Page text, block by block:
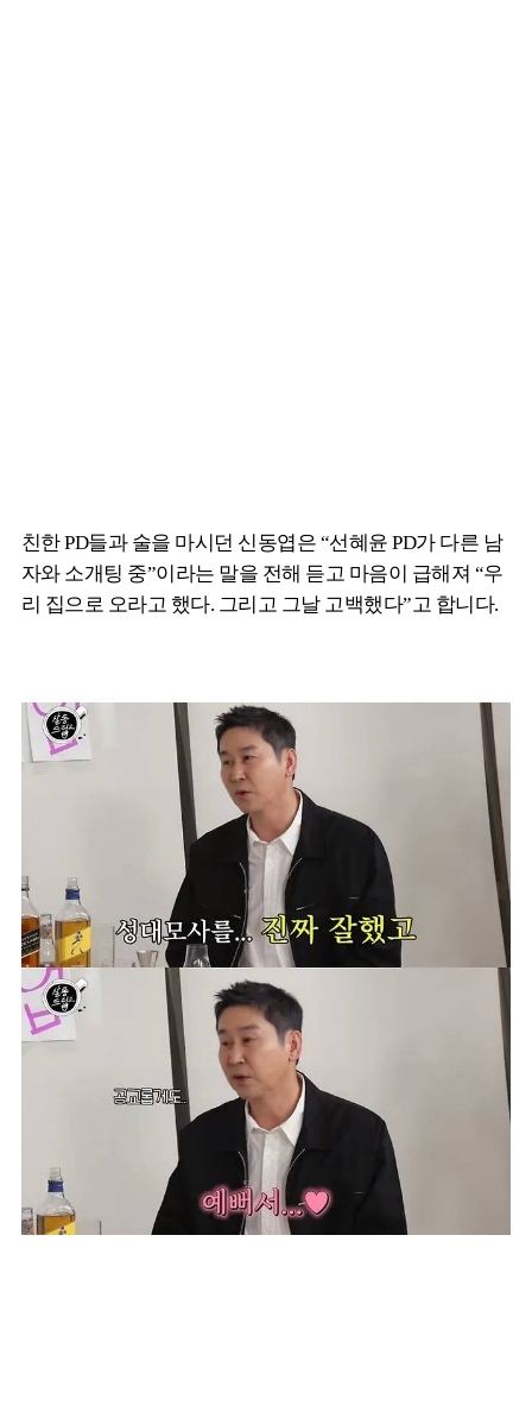
친한 PD들과 술을 마시던 신동엽은 “선혜윤 PD가 다른 남
자와 소개팅 중”이라는 말을 전해 듣고 마음이 급해져 “우
리 집으로 오라고 했다. 그리고 그날 고백했다”고 합니다.